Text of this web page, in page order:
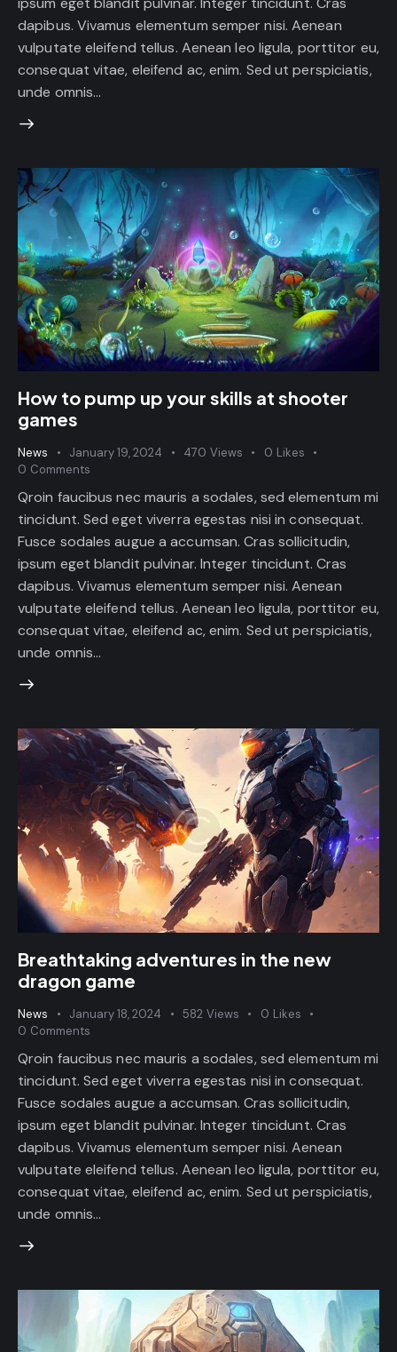
dapibus. Vivamus elementum semper nisi. Aenean
vulputate eleifend tellus. Aenean leo ligula, porttitor eu,
consequat vitae, eleifend ac, enim. Sed ut perspiciatis,
unde omnis…
How to pump up your skills at shooter
games
News January 19, 2024 470 Views 0 Likes
0 Comments
Qroin faucibus nec mauris a sodales, sed elementum mi
tincidunt. Sed eget viverra egestas nisi in consequat.
Fusce sodales augue a accumsan. Cras sollicitudin,
ipsum eget blandit pulvinar. Integer tincidunt. Cras
dapibus. Vivamus elementum semper nisi. Aenean
vulputate eleifend tellus. Aenean leo ligula, porttitor eu,
consequat vitae, eleifend ac, enim. Sed ut perspiciatis,
unde omnis…
Breathtaking adventures in the new
dragon game
News January 18, 2024 582 Views 0 Likes
0 Comments
Qroin faucibus nec mauris a sodales, sed elementum mi
tincidunt. Sed eget viverra egestas nisi in consequat.
Fusce sodales augue a accumsan. Cras sollicitudin,
ipsum eget blandit pulvinar. Integer tincidunt. Cras
dapibus. Vivamus elementum semper nisi. Aenean
vulputate eleifend tellus. Aenean leo ligula, porttitor eu,
consequat vitae, eleifend ac, enim. Sed ut perspiciatis,
unde omnis…